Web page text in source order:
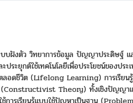
บบฝังตัว วิทยาการข้อมูล ปัญญาประดิษฐ์ แ
ะยุกต์ใช้เทคโนโลยีเพื่อประโยชน์ของประ
ลอดชีวิต (Lifelong Learning) การเรียน
Theory) ทั้งเชิงปัญญาแ